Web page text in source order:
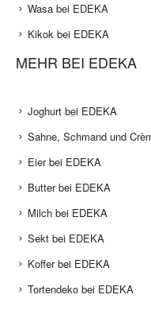
Wasa bei EDEKA
Kikok bei EDEKA
MEHR BEI EDEKA
Joghurt bei EDEKA
Sahne, Schmand und
Eier bei EDEKA
Butter bei EDEKA
Milch bei EDEKA
Sekt bei EDEKA
Koffer bei EDEKA
Tortendeko bei EDEKA